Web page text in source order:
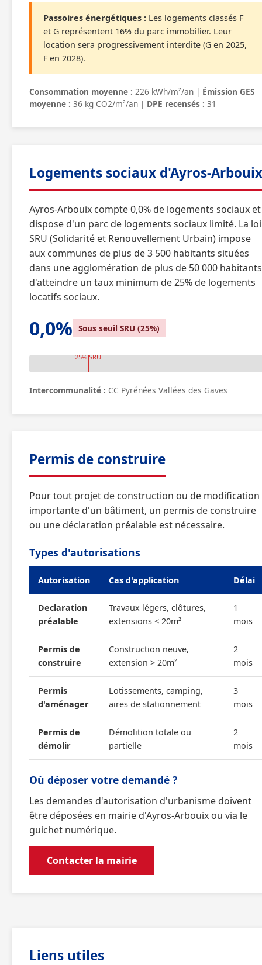
Passoires énergétiques : Les logements classés F
et G représentent 16% du parc immobilier. Leur
location sera progressivement interdite (G en 2025,
F en 2028).
Consommation moyenne : 226 kWh/m²/an | Émission GES
moyenne : 36 kg CO2/m²/an | DPE recensés : 31
Logements sociaux d'Ayros-Arbouix
Ayros-Arbouix compte 0,0% de logements sociaux et
dispose d'un parc de logements sociaux limité. La loi
SRU (Solidarité et Renouvellement Urbain) impose
aux communes de plus de 3 500 habitants situées
dans une agglomération de plus de 50 000 habitants
d'atteindre un taux minimum de 25% de logements
locatifs sociaux.
0,0% Sous seuil SRU (25%)
25% SRU
Intercommunalité : CC Pyrénées Vallées des Gaves
Permis de construire
Pour tout projet de construction ou de modification
importante d'un bâtiment, un permis de construire
ou une déclaration préalable est nécessaire.
Types d'autorisations
Autorisation Cas d'application Délai
Declaration
préalable
Travaux légers, clôtures,
extensions < 20m²
1
mois
Permis de
construire
Construction neuve,
extension > 20m²
2
mois
Permis
d'aménager
Lotissements, camping,
aires de stationnement
3
mois
Permis de
démolir
Démolition totale ou
partielle
2
mois
Où déposer votre demandé ?
Les demandes d'autorisation d'urbanisme doivent
être déposées en mairie d'Ayros-Arbouix ou via le
guichet numérique.
Contacter la mairie
Liens utiles